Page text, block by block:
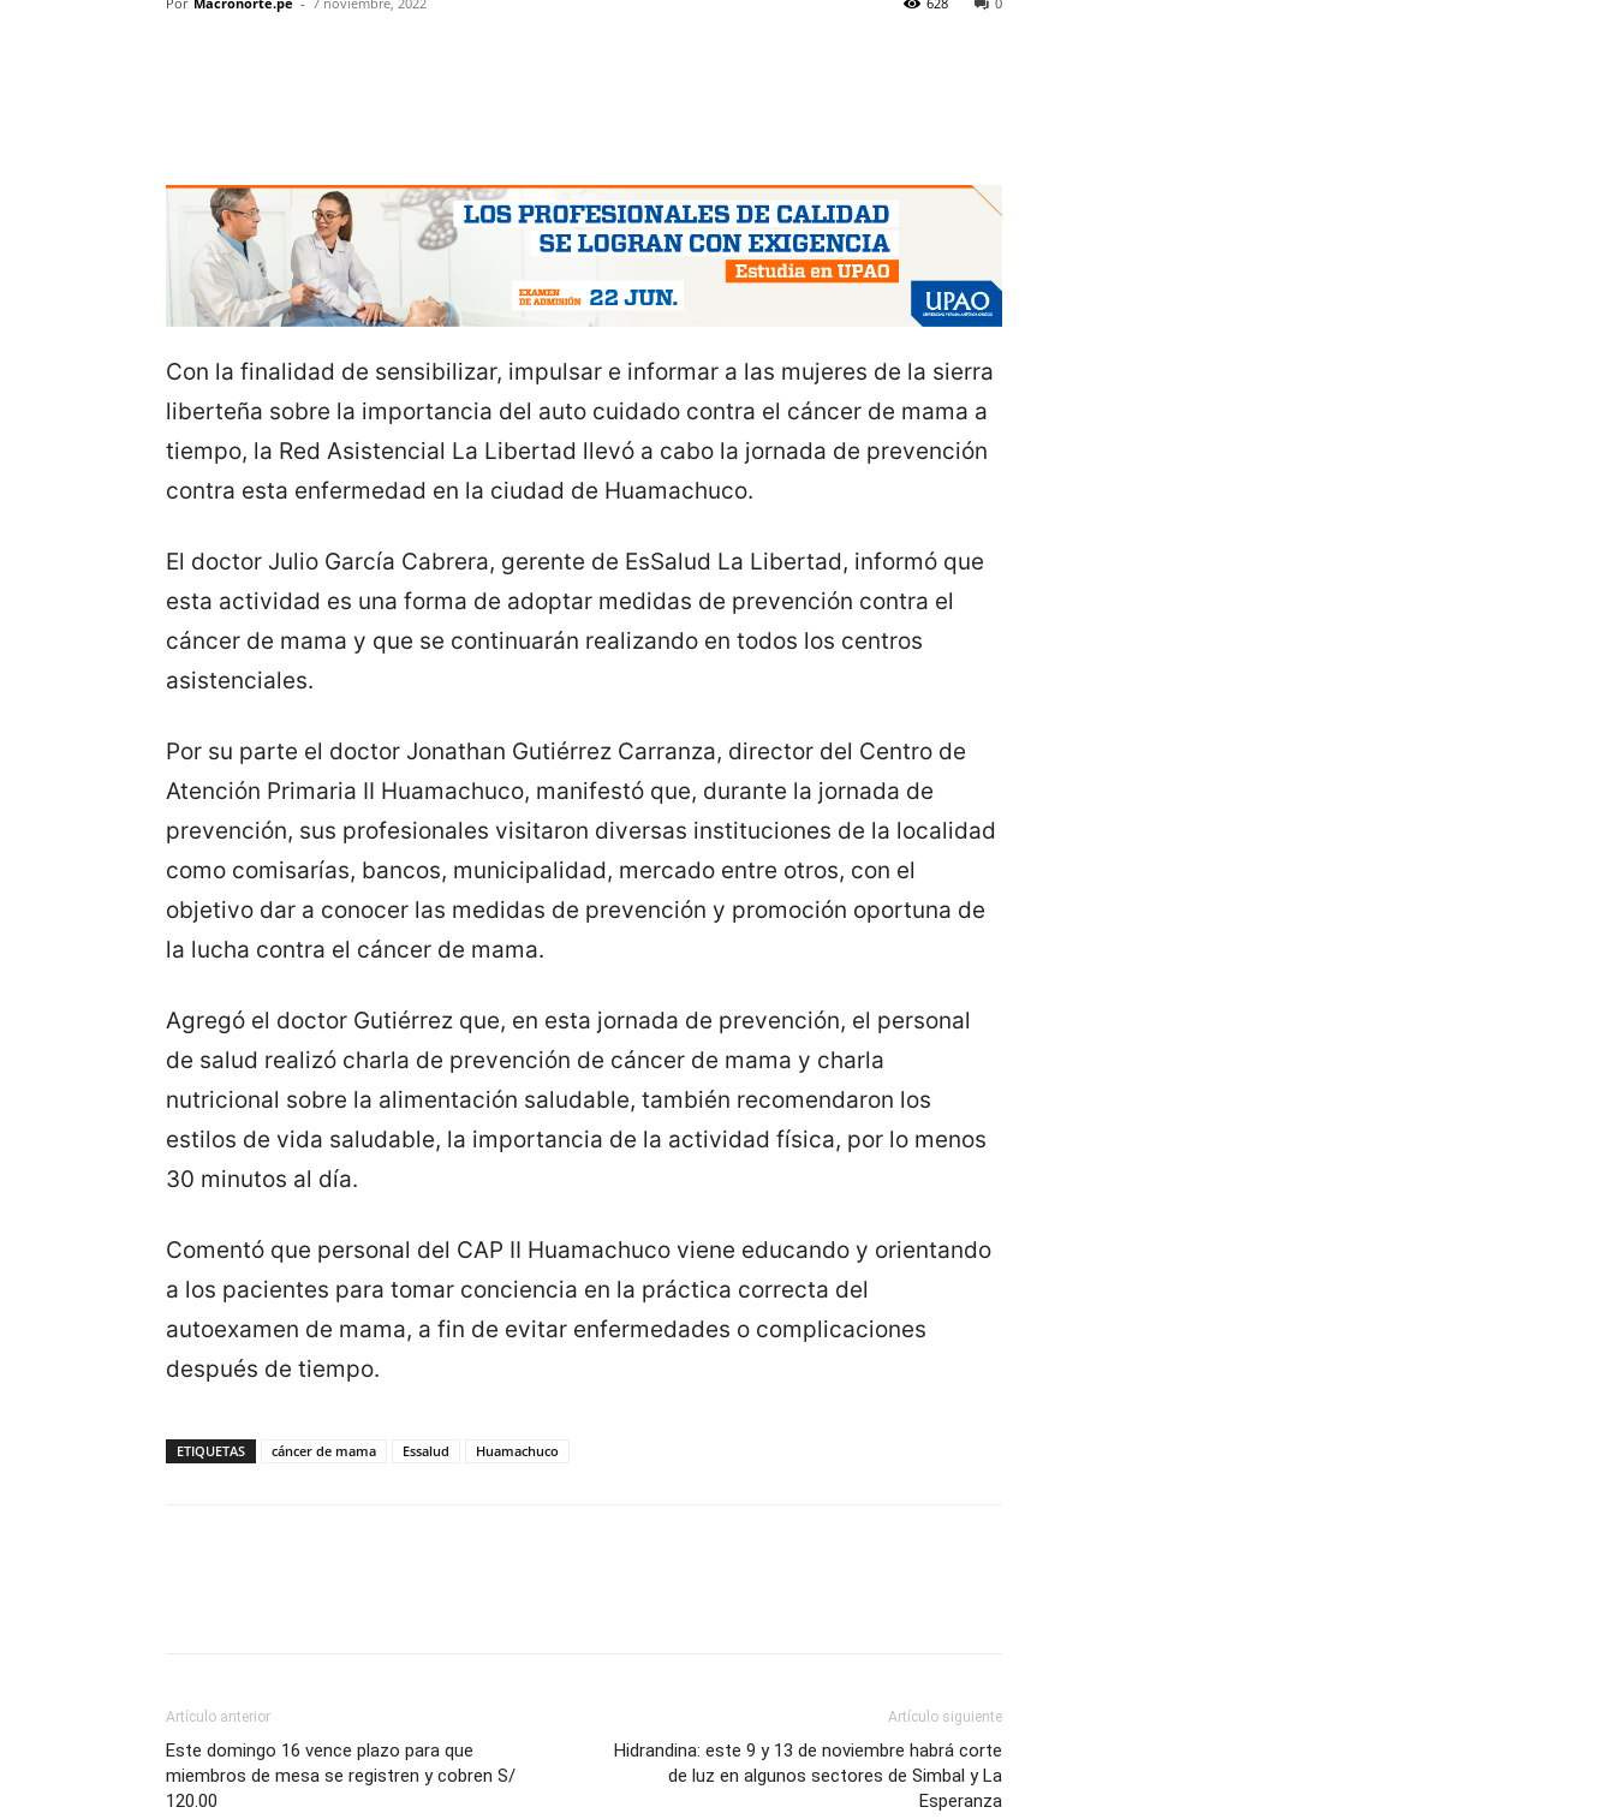
Con la finalidad de sensibilizar, impulsar e informar a las mujeres de la sierra
liberteña sobre la importancia del auto cuidado contra el cáncer de mama a
tiempo, la Red Asistencial La Libertad llevó a cabo la jornada de prevención
contra esta enfermedad en la ciudad de Huamachuco.
El doctor Julio García Cabrera, gerente de EsSalud La Libertad, informó que
esta actividad es una forma de adoptar medidas de prevención contra el
cáncer de mama y que se continuarán realizando en todos los centros
asistenciales.
Por su parte el doctor Jonathan Gutiérrez Carranza, director del Centro de
Atención Primaria II Huamachuco, manifestó que, durante la jornada de
prevención, sus profesionales visitaron diversas instituciones de la localidad
como comisarías, bancos, municipalidad, mercado entre otros, con el
objetivo dar a conocer las medidas de prevención y promoción oportuna de
la lucha contra el cáncer de mama.
Agregó el doctor Gutiérrez que, en esta jornada de prevención, el personal
de salud realizó charla de prevención de cáncer de mama y charla
nutricional sobre la alimentación saludable, también recomendaron los
estilos de vida saludable, la importancia de la actividad física, por lo menos
30 minutos al día.
Comentó que personal del CAP II Huamachuco viene educando y orientando
a los pacientes para tomar conciencia en la práctica correcta del
autoexamen de mama, a fin de evitar enfermedades o complicaciones
después de tiempo.
ETIQUETAS cáncer de mama Essalud Huamachuco
Artículo anterior
Este domingo 16 vence plazo para que
miembros de mesa se registren y cobren S/
120.00
Artículo siguiente
Hidrandina: este 9 y 13 de noviembre habrá corte
de luz en algunos sectores de Simbal y La
Esperanza